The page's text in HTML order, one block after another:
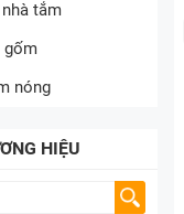
tắm
gốm
nóng
HIỆU